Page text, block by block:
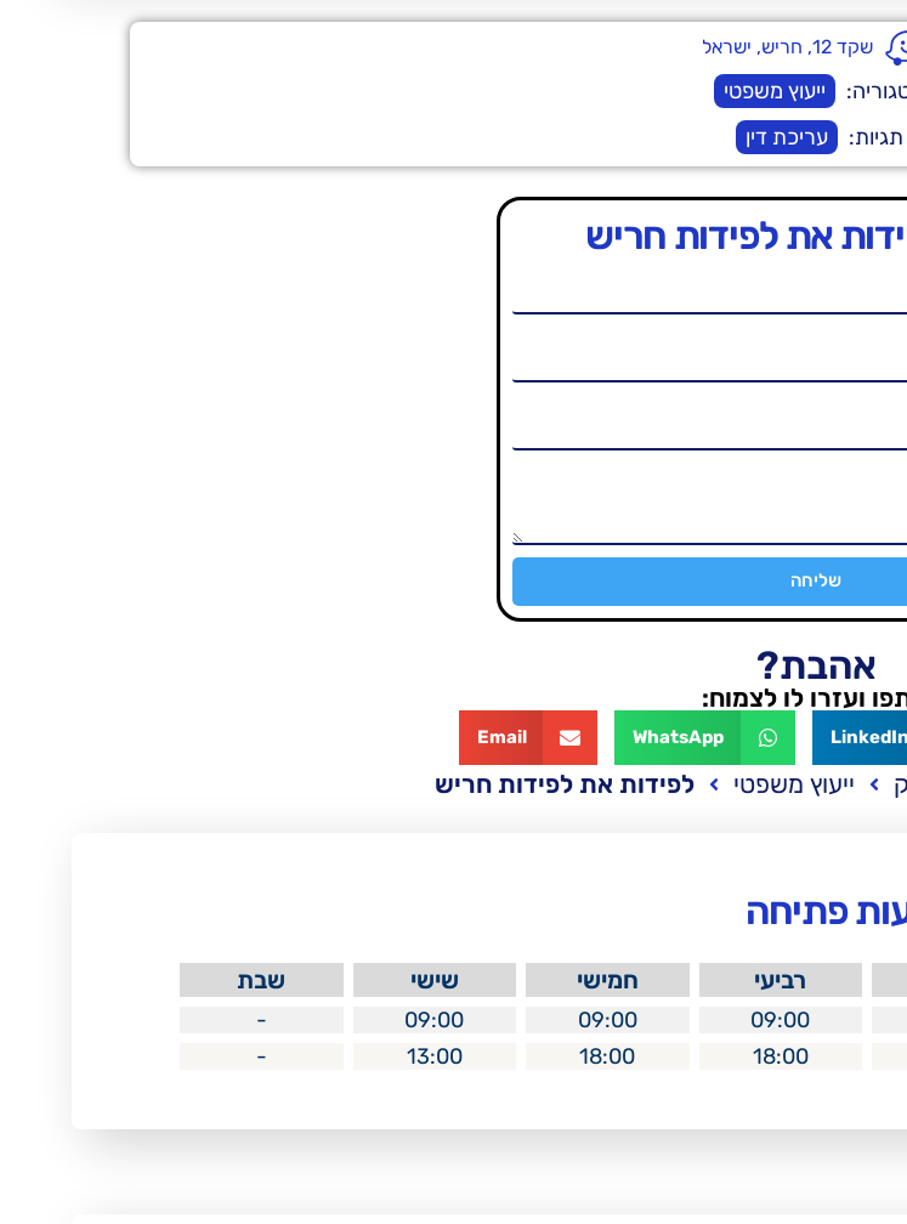
שקד 12, חריש, ישראל
ייעוץ משפטי
תגיות:
עריכת דין
את לפידות חריש
שליחה
אהבת?
ועזרו לו לצמוח:
LinkedIn
WhatsApp
Email
ייעוץ משפטי לפידות את לפידות חריש
פתיחה
רביעי חמישי שישי שבת
09:00
09:00
09:00
-
18:00
18:00
13:00
-